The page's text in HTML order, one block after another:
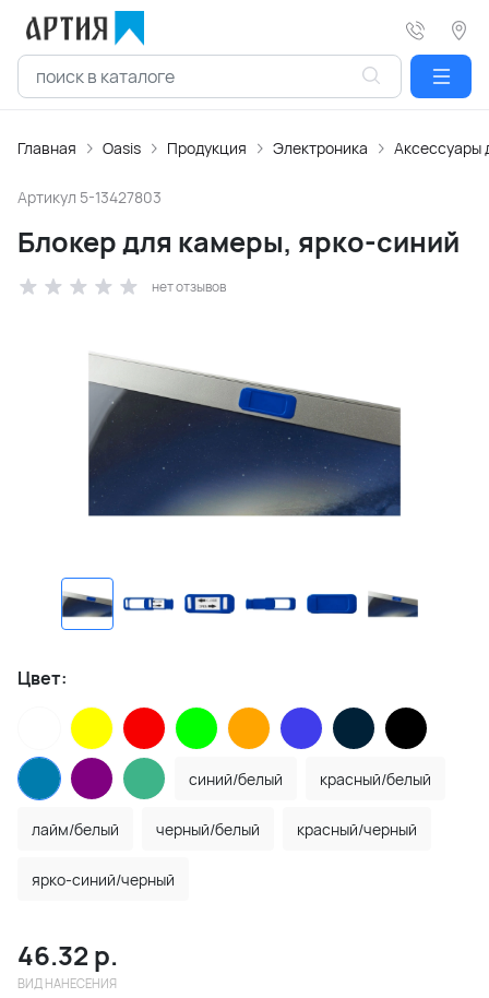
Главная Oasis Продукция Электроника Аксессуары
Артикул 5-13427803
Блокер для камеры, ярко-синий
нет отзывов
Цвет:
синий/белый красный/белый
лайм/белый черный/белый красный/черный
ярко-синий/черный
46.32 р.
ВИД НАНЕСЕНИЯ